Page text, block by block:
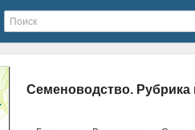
Семеноводство.